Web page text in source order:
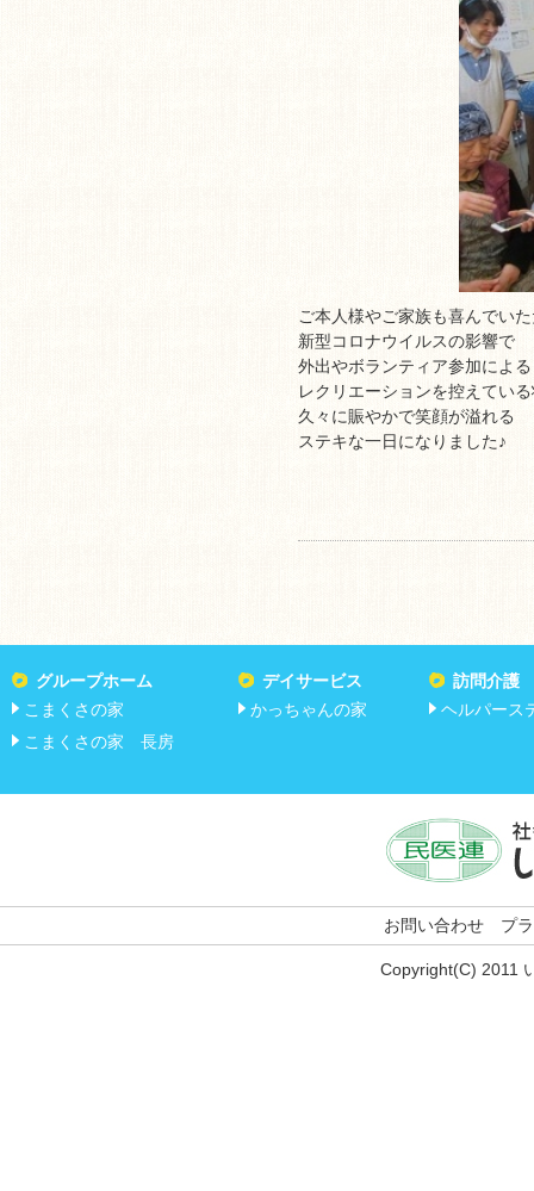
ご本人様やご家族も喜んでい
新型コロナウイルスの影響で
外出やボランティア参加による
レクリエーションを控えてい
久々に賑やかで笑顔が溢れる
ステキな一日になりました♪
グループホーム
こまくさの家
こまくさの家 長房
デイサービス
かっちゃんの家
訪問介護
ヘルパース
お問い合わせ プ
Copyright(C) 2011